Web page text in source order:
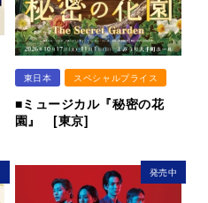
東日本 スペシャルプライス
■ミュージカル『秘密の花
園』 [東京]
発売中